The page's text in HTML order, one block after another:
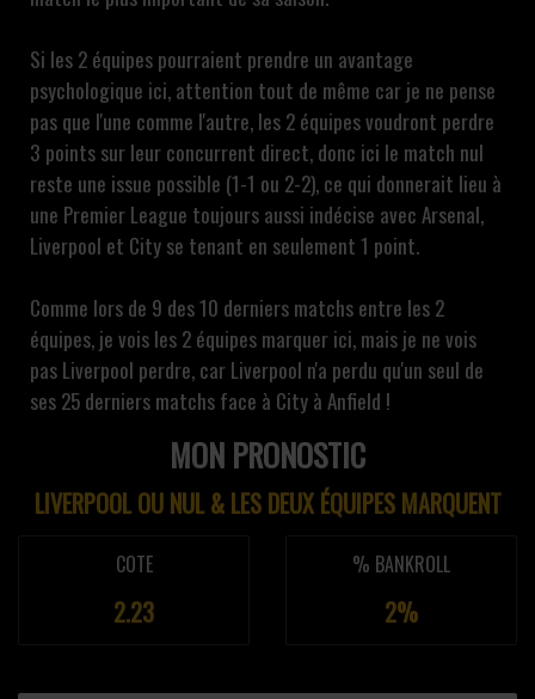
Si les 2 équipes pourraient prendre un avantage
psychologique ici, attention tout de même car je ne pense
pas que l'une comme l'autre, les 2 équipes voudront perdre
3 points sur leur concurrent direct, donc ici le match nul
reste une issue possible (1-1 ou 2-2), ce qui donnerait lieu à
une Premier League toujours aussi indécise avec Arsenal,
Liverpool et City se tenant en seulement 1 point.
Comme lors de 9 des 10 derniers matchs entre les 2
équipes, je vois les 2 équipes marquer ici, mais je ne vois
pas Liverpool perdre, car Liverpool n'a perdu qu'un seul de
ses 25 derniers matchs face à City à Anfield !
MON PRONOSTIC
LIVERPOOL OU NUL & LES DEUX ÉQUIPES MARQUENT
COTE
2.23
% BANKROLL
2%